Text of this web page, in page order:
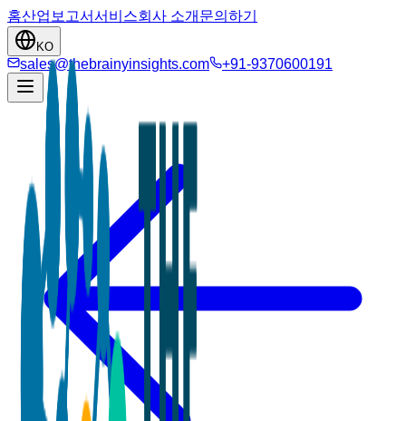
홈산업 보고서서비스회사 소개 문의하기
KO
sales@thebrainyinsights.com +91-9370600191